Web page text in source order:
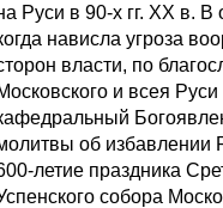
Руси в 90-х гг. XX в.
нависла угроза
власти, по
и всея
об избавлении
летие праздника
собора